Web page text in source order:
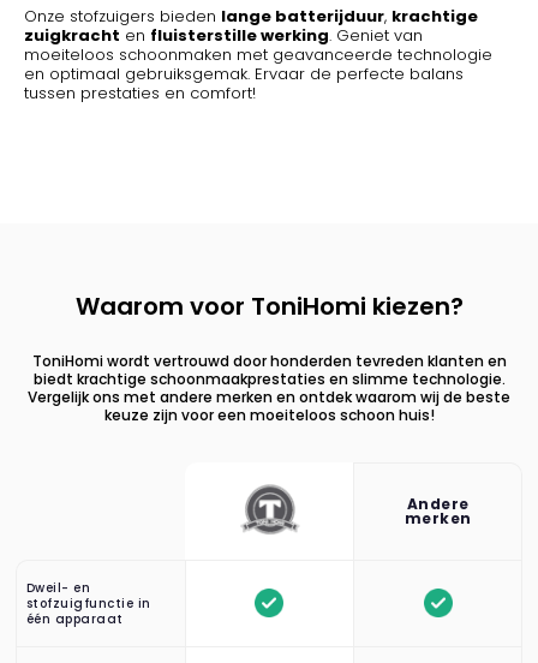
Onze stofzuigers bieden lange batterijduur, krachtige
zuigkracht en fluisterstille werking. Geniet van
moeiteloos schoonmaken met geavanceerde technologie
en optimaal gebruiksgemak. Ervaar de perfecte balans
tussen prestaties en comfort!
Waarom voor ToniHomi kiezen?
ToniHomi wordt vertrouwd door honderden tevreden klanten en
biedt krachtige schoonmaakprestaties en slimme technologie.
Vergelijk ons met andere merken en ontdek waarom wij de beste
keuze zijn voor een moeiteloos schoon huis!
Andere
merken
Dweil- en
stofzuigfunctie in
één apparaat